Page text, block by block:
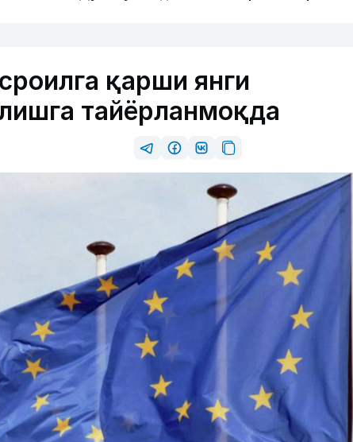
қарши янги
тайёрланмоқда